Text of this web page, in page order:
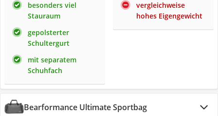
besonders viel
Stauraum
gepolsterter
Schultergurt
mit separatem
Schuhfach
vergleichweise
hohes Eigengewicht
Bearformance Ultimate Sportbag